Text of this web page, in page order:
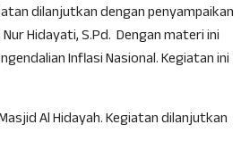
dilanjutkan dengan penyampaikan
Hidayati, S.Pd. Dengan materi ini
Inflasi Nasional. Kegiatan ini
Al Hidayah. Kegiatan dilanjutkan